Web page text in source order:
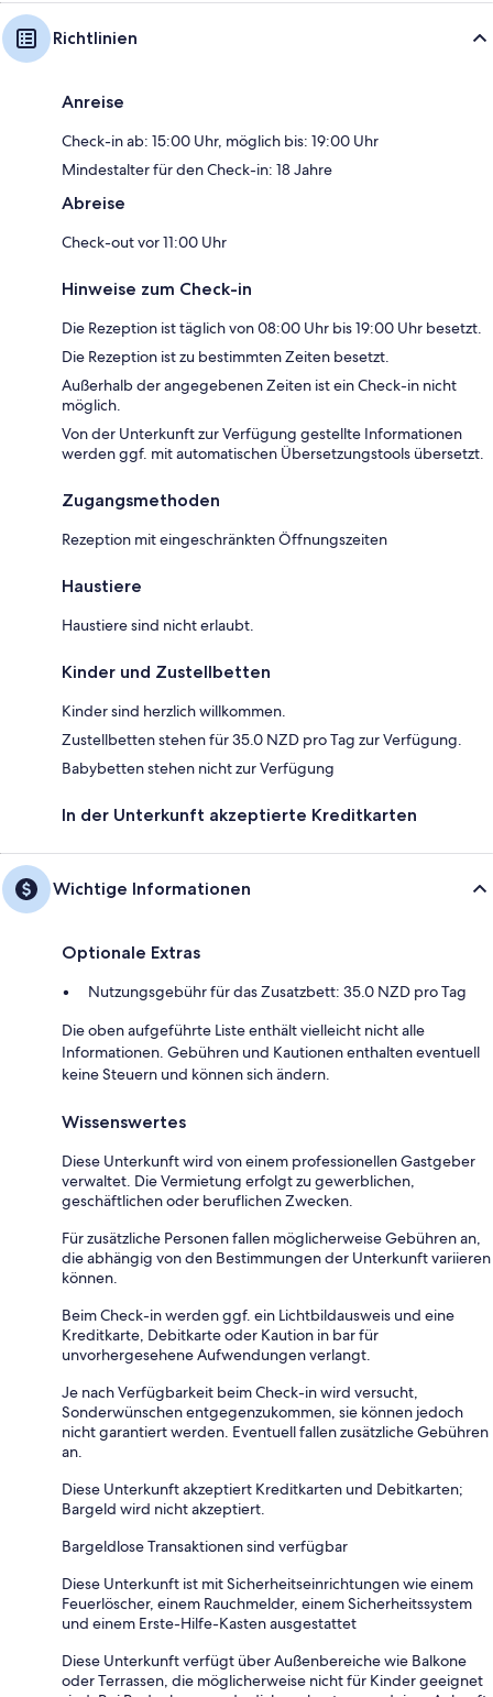
Richtlinien
Anreise
Check-in ab: 15:00 Uhr, möglich bis: 19:00 Uhr
Mindestalter für den Check-in: 18 Jahre
Abreise
Check-out vor 11:00 Uhr
Hinweise zum Check-in
Die Rezeption ist täglich von 08:00 Uhr bis 19:00 Uhr besetzt.
Die Rezeption ist zu bestimmten Zeiten besetzt.
Außerhalb der angegebenen Zeiten ist ein Check-in nicht
möglich.
Von der Unterkunft zur Verfügung gestellte Informationen
werden ggf. mit automatischen Übersetzungstools übersetzt.
Zugangsmethoden
Rezeption mit eingeschränkten Öffnungszeiten
Haustiere
Haustiere sind nicht erlaubt.
Kinder und Zustellbetten
Kinder sind herzlich willkommen.
Zustellbetten stehen für 35.0 NZD pro Tag zur Verfügung.
Babybetten stehen nicht zur Verfügung
In der Unterkunft akzeptierte Kreditkarten
Wichtige Informationen
Optionale Extras
Nutzungsgebühr für das Zusatzbett: 35.0 NZD pro Tag
Die oben aufgeführte Liste enthält vielleicht nicht alle
Informationen. Gebühren und Kautionen enthalten eventuell
keine Steuern und können sich ändern.
Wissenswertes
Diese Unterkunft wird von einem professionellen Gastgeber
verwaltet. Die Vermietung erfolgt zu gewerblichen,
geschäftlichen oder beruflichen Zwecken.
Für zusätzliche Personen fallen möglicherweise Gebühren an,
die abhängig von den Bestimmungen der Unterkunft variieren
können.
Beim Check-in werden ggf. ein Lichtbildausweis und eine
Kreditkarte, Debitkarte oder Kaution in bar für
unvorhergesehene Aufwendungen verlangt.
Je nach Verfügbarkeit beim Check-in wird versucht,
Sonderwünschen entgegenzukommen, sie können jedoch
nicht garantiert werden. Eventuell fallen zusätzliche Gebühren
an.
Diese Unterkunft akzeptiert Kreditkarten und Debitkarten;
Bargeld wird nicht akzeptiert.
Bargeldlose Transaktionen sind verfügbar
Diese Unterkunft ist mit Sicherheitseinrichtungen wie einem
Feuerlöscher, einem Rauchmelder, einem Sicherheitssystem
und einem Erste-Hilfe-Kasten ausgestattet
Diese Unterkunft verfügt über Außenbereiche wie Balkone
oder Terrassen, die möglicherweise nicht für Kinder geeignet